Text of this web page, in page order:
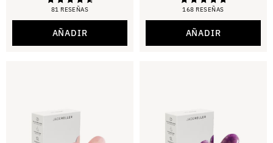
81 RESEÑAS
Calificado
AÑADIR
168 RESEÑAS
Calificación:
AÑADIR